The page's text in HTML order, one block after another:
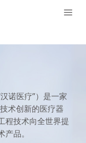
诺医疗”）是一家
术创新的医疗器
程技术向全世界提
品。